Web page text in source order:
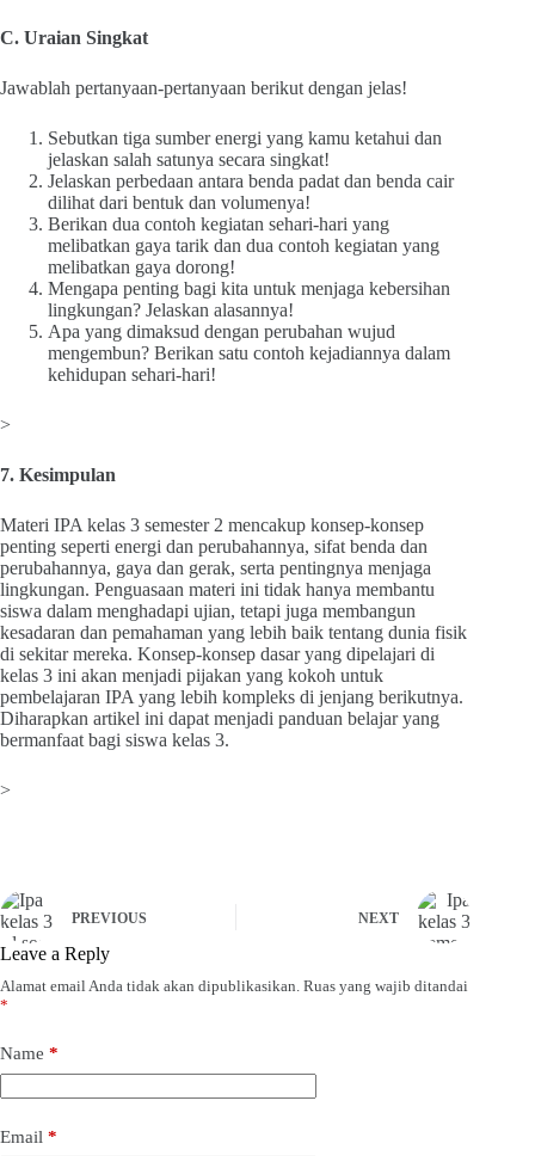
C. Uraian Singkat
Jawablah pertanyaan-pertanyaan berikut dengan jelas!
Sebutkan tiga sumber energi yang kamu ketahui dan
jelaskan salah satunya secara singkat!
Jelaskan perbedaan antara benda padat dan benda cair
dilihat dari bentuk dan volumenya!
Berikan dua contoh kegiatan sehari-hari yang
melibatkan gaya tarik dan dua contoh kegiatan yang
melibatkan gaya dorong!
Mengapa penting bagi kita untuk menjaga kebersihan
lingkungan? Jelaskan alasannya!
Apa yang dimaksud dengan perubahan wujud
mengembun? Berikan satu contoh kejadiannya dalam
kehidupan sehari-hari!
>
7. Kesimpulan
Materi IPA kelas 3 semester 2 mencakup konsep-konsep
penting seperti energi dan perubahannya, sifat benda dan
perubahannya, gaya dan gerak, serta pentingnya menjaga
lingkungan. Penguasaan materi ini tidak hanya membantu
siswa dalam menghadapi ujian, tetapi juga membangun
kesadaran dan pemahaman yang lebih baik tentang dunia fisik
di sekitar mereka. Konsep-konsep dasar yang dipelajari di
kelas 3 ini akan menjadi pijakan yang kokoh untuk
pembelajaran IPA yang lebih kompleks di jenjang berikutnya.
Diharapkan artikel ini dapat menjadi panduan belajar yang
bermanfaat bagi siswa kelas 3.
>
PREVIOUS NEXT
Leave a Reply
Alamat email Anda tidak akan dipublikasikan. Ruas yang wajib ditandai
*
Name *
Email *